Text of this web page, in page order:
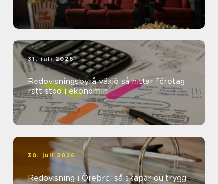
31. juli 2026
Redovisningsbyrå växjö så hittar företag
rätt stöd i ekonomin
30. juli 2026
Redovisning i Örebro: så skapar du trygg